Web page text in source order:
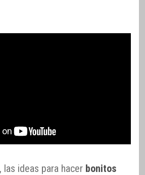
ideas para hacer bonitos